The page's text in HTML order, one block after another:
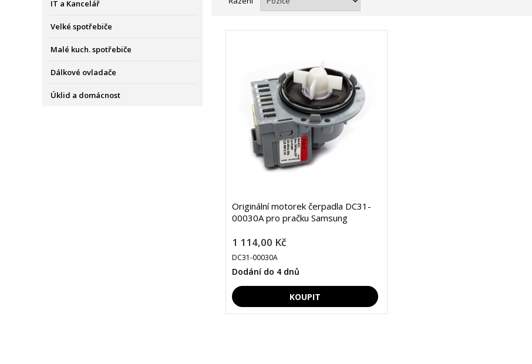
IT a Kancelář
Velké spotřebiče
Malé kuch. spotřebiče
Dálkové ovladače
Úklid a domácnost
Originální motorek čerpadla DC31-
00030A pro pračku Samsung
1 114,00 Kč
DC31-00030A
Dodání do 4 dnů